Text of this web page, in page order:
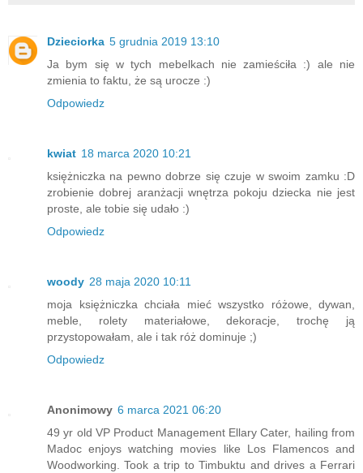
Dzieciorka 5 grudnia 2019 13:10
Ja bym się w tych mebelkach nie zamieściła :) ale nie
zmienia to faktu, że są urocze :)
Odpowiedz
kwiat 18 marca 2020 10:21
księżniczka na pewno dobrze się czuje w swoim zamku :D
zrobienie dobrej aranżacji wnętrza pokoju dziecka nie jest
proste, ale tobie się udało :)
Odpowiedz
woody 28 maja 2020 10:11
moja księżniczka chciała mieć wszystko różowe, dywan,
meble, rolety materiałowe, dekoracje, trochę ją
przystopowałam, ale i tak róż dominuje ;)
Odpowiedz
Anonimowy 6 marca 2021 06:20
49 yr old VP Product Management Ellary Cater, hailing from
Madoc enjoys watching movies like Los Flamencos and
Woodworking. Took a trip to Timbuktu and drives a Ferrari